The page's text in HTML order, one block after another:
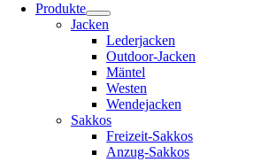
Produkte
Jacken
Lederjacken
Outdoor-Jacken
Mäntel
Westen
Wendejacken
Sakkos
Freizeit-Sakkos
Anzug-Sakkos